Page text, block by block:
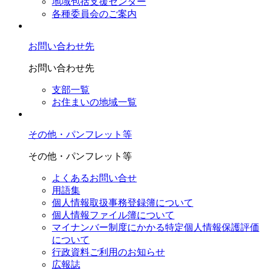
各種委員会のご案内
お問い合わせ先
お問い合わせ先
支部一覧
お住まいの地域一覧
その他・パンフレット等
その他・パンフレット等
よくあるお問い合せ
用語集
個人情報取扱事務登録簿について
個人情報ファイル簿について
マイナンバー制度にかかる特定個人情報保護評価
について
行政資料ご利用のお知らせ
広報誌